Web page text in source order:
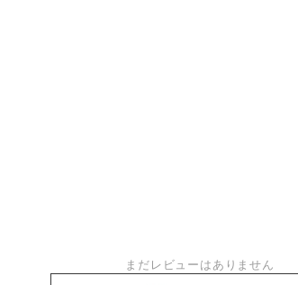
まだレビューはありません